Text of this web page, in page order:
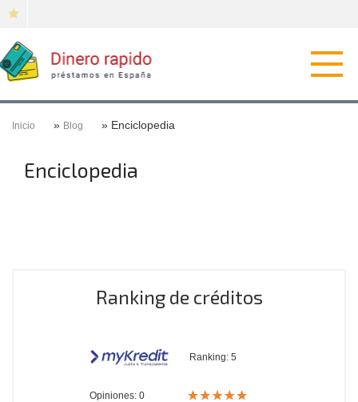
Inicio » Blog » Enciclopedia
Enciclopedia
Ranking de créditos
Ranking: 5
Opiniones: 0